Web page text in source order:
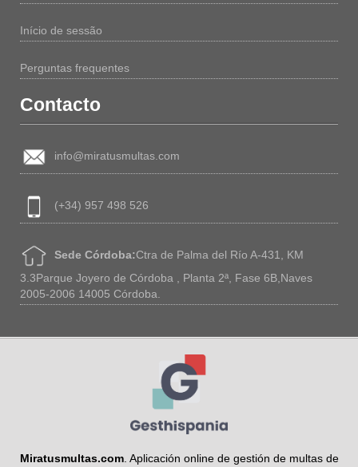
Início de sessão
Perguntas frequentes
Contacto
info@miratusmultas.com
(+34) 957 498 526
Sede Córdoba:Ctra de Palma del Río A-431, KM
3.3Parque Joyero de Córdoba , Planta 2ª, Fase 6B,Naves
2005-2006 14005 Córdoba.
Miratusmultas.com. Aplicación online de gestión de multas de